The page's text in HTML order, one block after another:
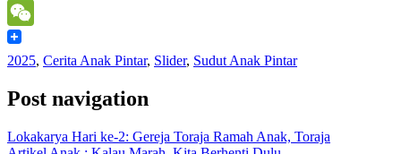
Pinterest
WeChat
2025, Cerita Anak Pintar, Slider, Sudut Anak Pintar
Post navigation
Lokakarya Hari ke-2: Gereja Toraja Ramah Anak, Toraja